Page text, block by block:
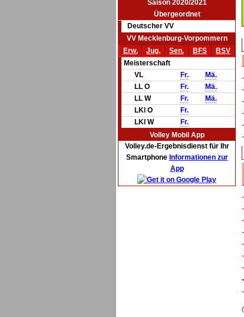
Saison 2020/2021
Übergeordnet
Deutscher VV
VV Mecklenburg-Vorpommern
Erw.
Jug. Sen. BFS
BSV
Meisterschaft
VL
Fr.
Mä.
LL O
Fr.
Mä.
LL W
Fr.
Mä.
LKl O
Fr.
LKl W
Fr.
Volley Mobil App
Volley.de-Ergebnisdienst für Ihr
Smartphone Informationen zur
App